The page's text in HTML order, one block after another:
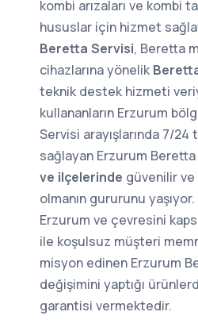
kombi arızaları ve kombi
hususlar için hizmet
Beretta Servisi, Beretta
cihazlarına yönelik
teknik destek hizmeti
kullananların Erzurum
Servisi arayışlarında 7/
sağlayan Erzurum
ve ilçelerinde güvenilir ve
olmanın gururunu
Erzurum ve çevresini
ile koşulsuz müşteri
misyon edinen Erzurum
değişimini yaptığı
garantisi vermektedir.